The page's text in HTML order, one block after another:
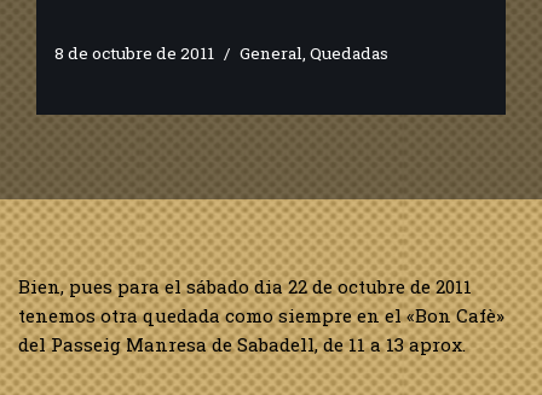
8 de octubre de 2011 General, Quedadas
Bien, pues para el sábado dia 22 de octubre de 2011
tenemos otra quedada como siempre en el «Bon Cafè»
del Passeig Manresa de Sabadell, de 11 a 13 aprox.